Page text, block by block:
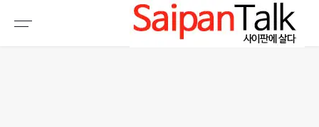
여행정보
생활정보